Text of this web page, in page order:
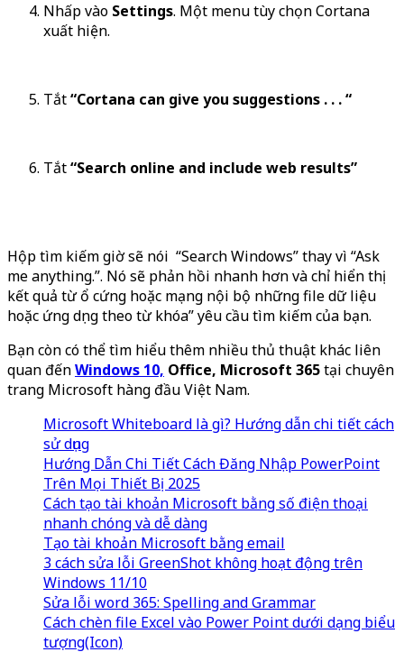
Nhấp vào Settings. Một menu tùy chọn Cortana
xuất hiện.
Tắt“Cortana can give you suggestions . . . “
Tắt“Search online and include web results”
Hộp tìm kiếm giờ sẽ nói “Search Windows” thay vì “Ask
me anything.”. Nó sẽ phản hồi nhanh hơn và chỉ hiển thị
kết quả từ ổ cứng hoặc mạng nội bộ những file dữ liệu
hoặc ứng dụng theo từ khóa” yêu cầu tìm kiếm của bạn.
Bạn còn có thể tìm hiểu thêm nhiều thủ thuật khác liên
quan đếnWindows 10, Office, Microsoft 365tại chuyên
trang Microsoft hàng đầu Việt Nam.
Microsoft Whiteboard là gì? Hướng dẫn chi tiết cách
sử dụng
Hướng Dẫn Chi Tiết Cách Đăng Nhập PowerPoint
Trên Mọi Thiết Bị 2025
Cách tạo tài khoản Microsoft bằng số điện thoại
nhanh chóng và dễ dàng
Tạo tài khoản Microsoft bằng email
3 cách sửa lỗi GreenShot không hoạt động trên
Windows 11/10
Sửa lỗi word 365: Spelling and Grammar
Cách chèn file Excel vào Power Point dưới dạng biểu
tượng(Icon)